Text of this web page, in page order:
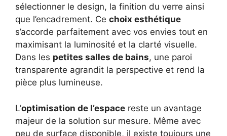
sélectionner le design, la finition du verre ainsi
que l’encadrement. Ce choix esthétique
s’accorde parfaitement avec vos envies tout en
maximisant la luminosité et la clarté visuelle.
Dans les petites salles de bains, une paroi
transparente agrandit la perspective et rend la
pièce plus lumineuse.
L’optimisation de l’espace reste un avantage
majeur de la solution sur mesure. Même avec
peu de surface disponible, il existe toujours une